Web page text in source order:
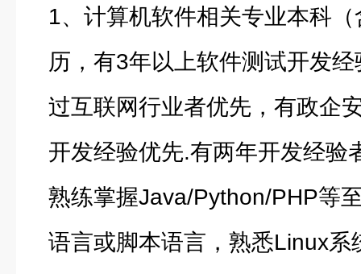
1、计算机软件相关专业本科
历，有3年以上软件测试开发
过互联网行业者优先，有政企
开发经验优先.有两年开发经验
熟练掌握Java/Python/PHP等
语言或脚本语言，熟悉Linux系